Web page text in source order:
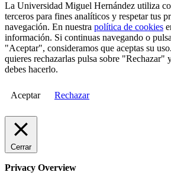
La Universidad Miguel Hernández utiliza
terceros para fines analíticos y respetar tus
navegación. En nuestra política de cookies
información. Si continuas navegando o
"Aceptar", consideramos que aceptas su
quieres rechazarlas pulsa sobre "Rechazar"
debes hacerlo.
Aceptar Rechazar
Cerrar
Privacy Overview